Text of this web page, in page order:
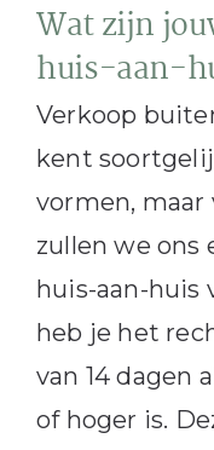
Wat zijn
huis-aan-
Verkoop
kent
vormen,
zullen we ons
huis-aan-huis
heb je het
van 14 dagen
of hoger is.